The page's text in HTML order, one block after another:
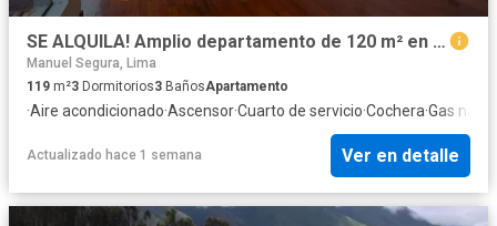
SE ALQUILA! Amplio departamento de 120 m² en Las Gardenias – Surco
Manuel Segura, Lima
119 m²3 Dormitorios3 BañosApartamento
·Aire acondicionado·Ascensor·Cuarto de servicio·Cochera·Gas
Actualizado hace 1 semana Ver en detalle